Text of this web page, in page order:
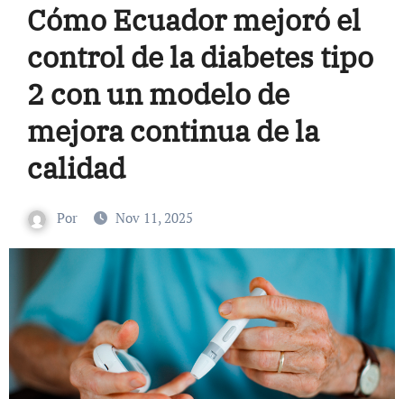
Cómo Ecuador mejoró el
control de la diabetes tipo
2 con un modelo de
mejora continua de la
calidad
Por Nov 11, 2025